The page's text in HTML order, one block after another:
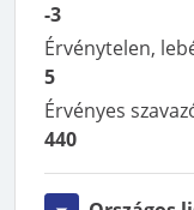
-3
Érvénytelen,
5
Érvényes
440